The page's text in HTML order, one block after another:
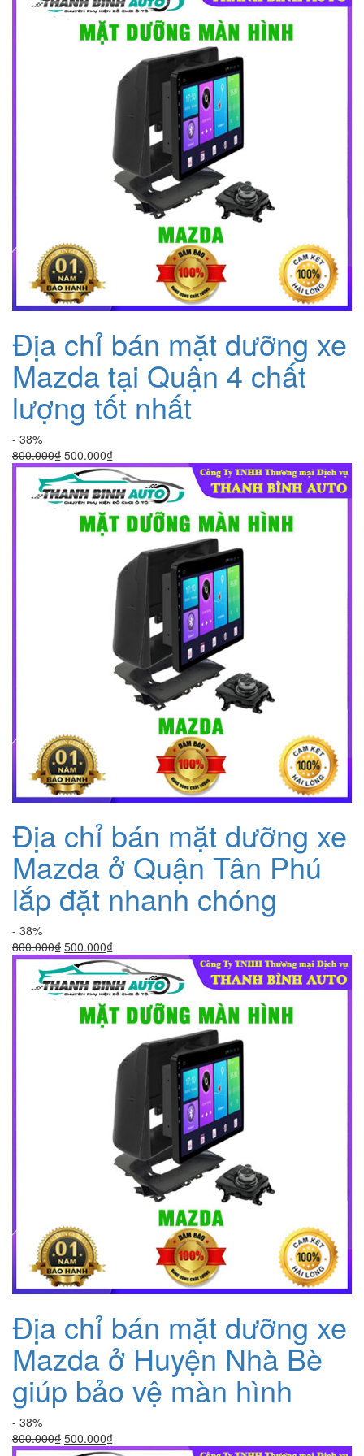
800.000₫.là:
500.000₫.
Địa chỉ bán mặt dưỡng xe
Mazda tại Quận 4 chất
lượng tốt nhất
- 38%
800.000₫ Giá
gốc
là:
800.000₫.
500.000₫Giá
hiện
tại
là:
500.000₫.
Địa chỉ bán mặt dưỡng xe
Mazda ở Quận Tân Phú
lắp đặt nhanh chóng
- 38%
800.000₫ Giá
gốc
là:
800.000₫.
500.000₫Giá
hiện
tại
là:
500.000₫.
Địa chỉ bán mặt dưỡng xe
Mazda ở Huyện Nhà Bè
giúp bảo vệ màn hình
- 38%
800.000₫ Giá
500.000₫Giá